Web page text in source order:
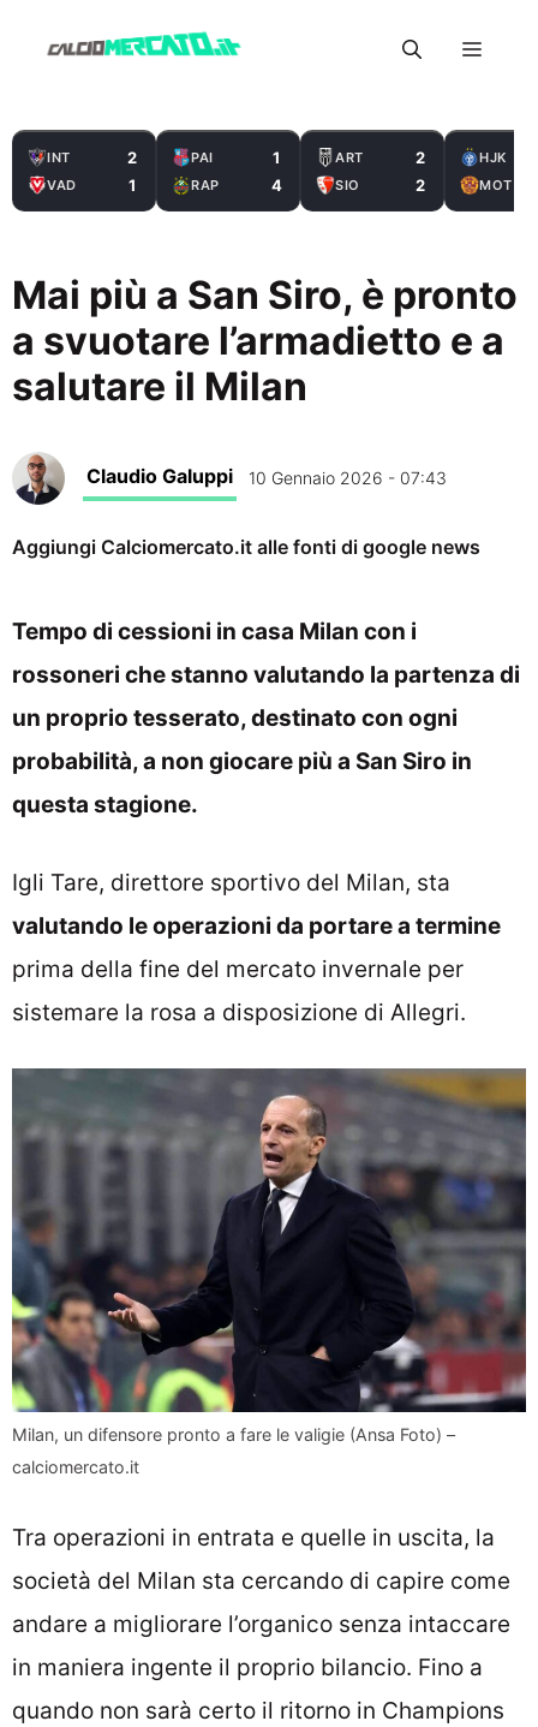
Menu
INT 2
VAD 1
PAI 1
RAP 4
ART 2
SIO 2
HJK
MOT
Mai più a San Siro, è pronto
a svuotare l’armadietto e a
salutare il Milan
Claudio Galuppi 10 Gennaio 2026 - 07:43
Aggiungi Calciomercato.it alle fonti di google news
Tempo di cessioni in casa Milan con i
rossoneri che stanno valutando la partenza di
un proprio tesserato, destinato con ogni
probabilità, a non giocare più a San Siro in
questa stagione.
Igli Tare, direttore sportivo del Milan, sta
valutando le operazioni da portare a termine
prima della fine del mercato invernale per
sistemare la rosa a disposizione di Allegri.
Milan, un difensore pronto a fare le valigie (Ansa Foto) –
calciomercato.it
Tra operazioni in entrata e quelle in uscita, la
società del Milan sta cercando di capire come
andare a migliorare l’organico senza intaccare
in maniera ingente il proprio bilancio. Fino a
quando non sarà certo il ritorno in Champions